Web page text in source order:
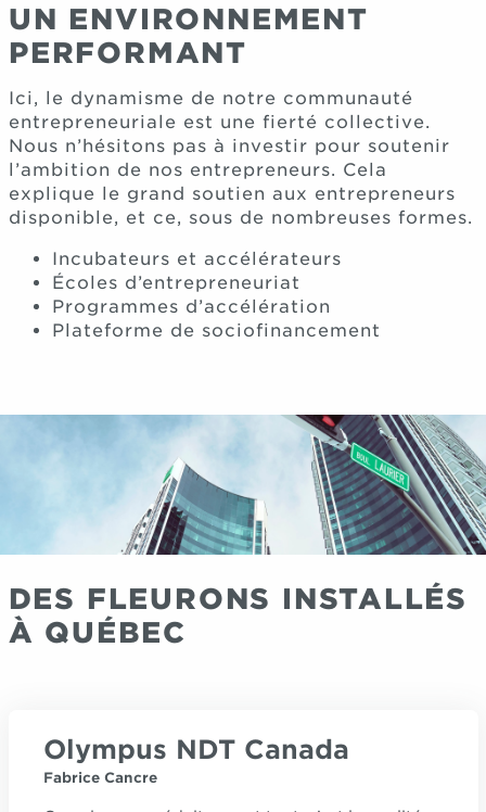
UN ENVIRONNEMENT
PERFORMANT
Ici, le dynamisme de notre communauté
entrepreneuriale est une fierté collective.
Nous n’hésitons pas à investir pour soutenir
l’ambition de nos entrepreneurs. Cela
explique le grand soutien aux entrepreneurs
disponible, et ce, sous de nombreuses formes.
Incubateurs et accélérateurs
Écoles d’entrepreneuriat
Programmes d’accélération
Plateforme de sociofinancement
DES FLEURONS INSTALLÉS
À QUÉBEC
Olympus NDT Canada
Fabrice Cancre